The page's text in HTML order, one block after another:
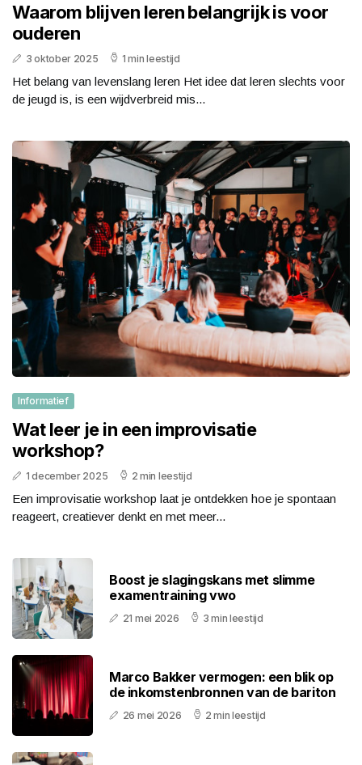
Waarom blijven leren belangrijk is voor
ouderen
3 oktober 2025 1 min leestijd
Het belang van levenslang leren Het idee dat leren slechts voor
de jeugd is, is een wijdverbreid mis...
Informatief
Wat leer je in een improvisatie
workshop?
1 december 2025 2 min leestijd
Een improvisatie workshop laat je ontdekken hoe je spontaan
reageert, creatiever denkt en met meer...
Boost je slagingskans met slimme
examentraining vwo
21 mei 2026 3 min leestijd
Marco Bakker vermogen: een blik op
de inkomstenbronnen van de bariton
26 mei 2026 2 min leestijd